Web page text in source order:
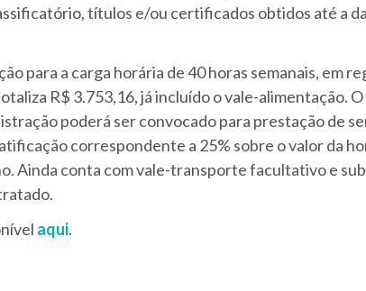
títulos e/ou certificados obtidos até a
para a carga horária de 40 horas semanais, em
R$ 3.753,16, já incluído o vale-alimentação.
poderá ser convocado para prestação de
correspondente a 25% sobre o valor da
Ainda conta com vale-transporte facultativo e
aqui.